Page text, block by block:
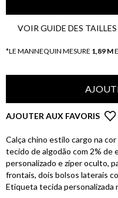
VOIR GUIDE DES TAILLES
*LE MANNEQUIN MESURE 1,89 M
AJOUTER AUX FAVORIS
Calça chino estilo cargo na
tecido de algodão com 2% de
personalizado e zíper oculto,
frontais, dois bolsos laterais
Etiqueta tecida personalizada